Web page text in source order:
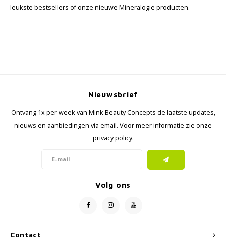
leukste bestsellers of onze nieuwe Mineralogie producten.
Contact
Nieuwsbrief
Ontvang 1x per week van Mink Beauty Concepts de laatste updates,
nieuws en aanbiedingen via email. Voor meer informatie zie onze
privacy policy.
Volg ons